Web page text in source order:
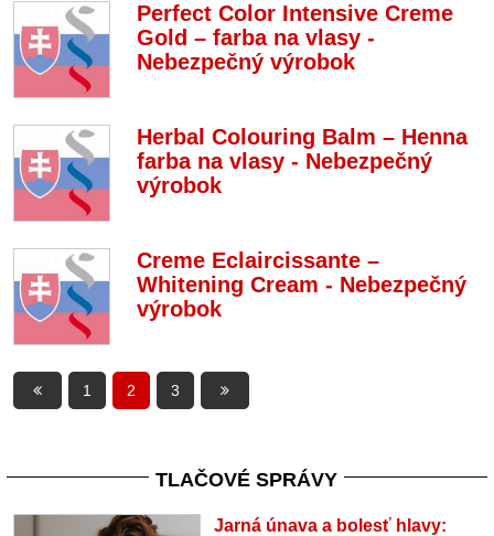
Perfect Color Intensive Creme
Gold – farba na vlasy -
Nebezpečný výrobok
Herbal Colouring Balm – Henna
farba na vlasy - Nebezpečný
výrobok
Creme Eclaircissante –
Whitening Cream - Nebezpečný
výrobok
1 2 3
TLAČOVÉ SPRÁVY
Jarná únava a bolesť hlavy: